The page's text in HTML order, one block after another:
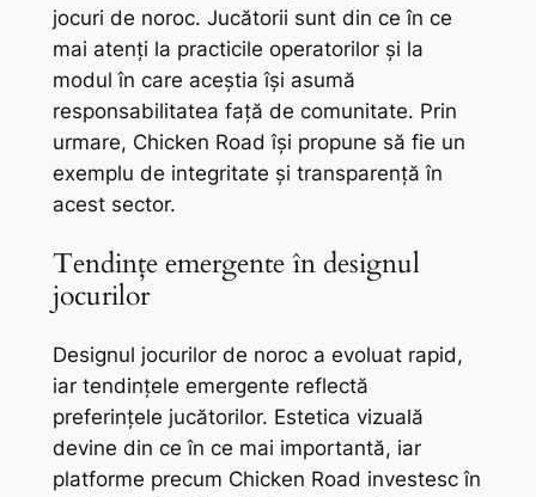
jocuri de noroc. Jucătorii sunt din ce în ce
mai atenți la practicile operatorilor și la
modul în care aceștia își asumă
responsabilitatea față de comunitate. Prin
urmare, Chicken Road își propune să fie un
exemplu de integritate și transparență în
acest sector.
Tendințe emergente în designul
jocurilor
Designul jocurilor de noroc a evoluat rapid,
iar tendințele emergente reflectă
preferințele jucătorilor. Estetica vizuală
devine din ce în ce mai importantă, iar
platforme precum Chicken Road investesc în